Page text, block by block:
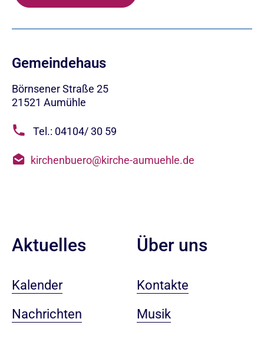
Gemeindehaus
Börnsener Straße 25
21521 Aumühle
Tel.: 04104/ 30 59
kirchenbuero@kirche-aumuehle.de
Aktuelles
Kalender
Nachrichten
Über uns
Kontakte
Musik